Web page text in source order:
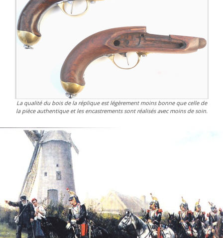
La qualité du bois de la réplique est légèrement moins bonne que celle de
la pièce authentique et les encastrements sont réalisés avec moins de soin.